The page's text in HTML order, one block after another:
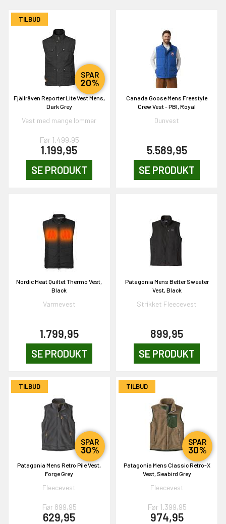
TILBUD
SPAR
20%
Fjällräven Reporter Lite Vest Mens,
Dark Grey
Vest med mange lommer
Før 1.499,95
1.199,95
SE PRODUKT
Canada Goose Mens Freestyle
Crew Vest - PBI, Royal
Dunvest
5.589,95
SE PRODUKT
Nordic Heat Quiltet Thermo Vest,
Black
Varmevest
1.799,95
SE PRODUKT
Patagonia Mens Better Sweater
Vest, Black
Strikket Fleecevest
899,95
SE PRODUKT
TILBUD
SPAR
30%
Patagonia Mens Retro Pile Vest,
Forge Grey
Fleecevest
Før 899,95
629,95
TILBUD
SPAR
30%
Patagonia Mens Classic Retro-X
Vest, Seabird Grey
Fleecevest
Før 1.399,95
974,95
PÅ
om et gavekort på
om måneden
NEJ TAK!